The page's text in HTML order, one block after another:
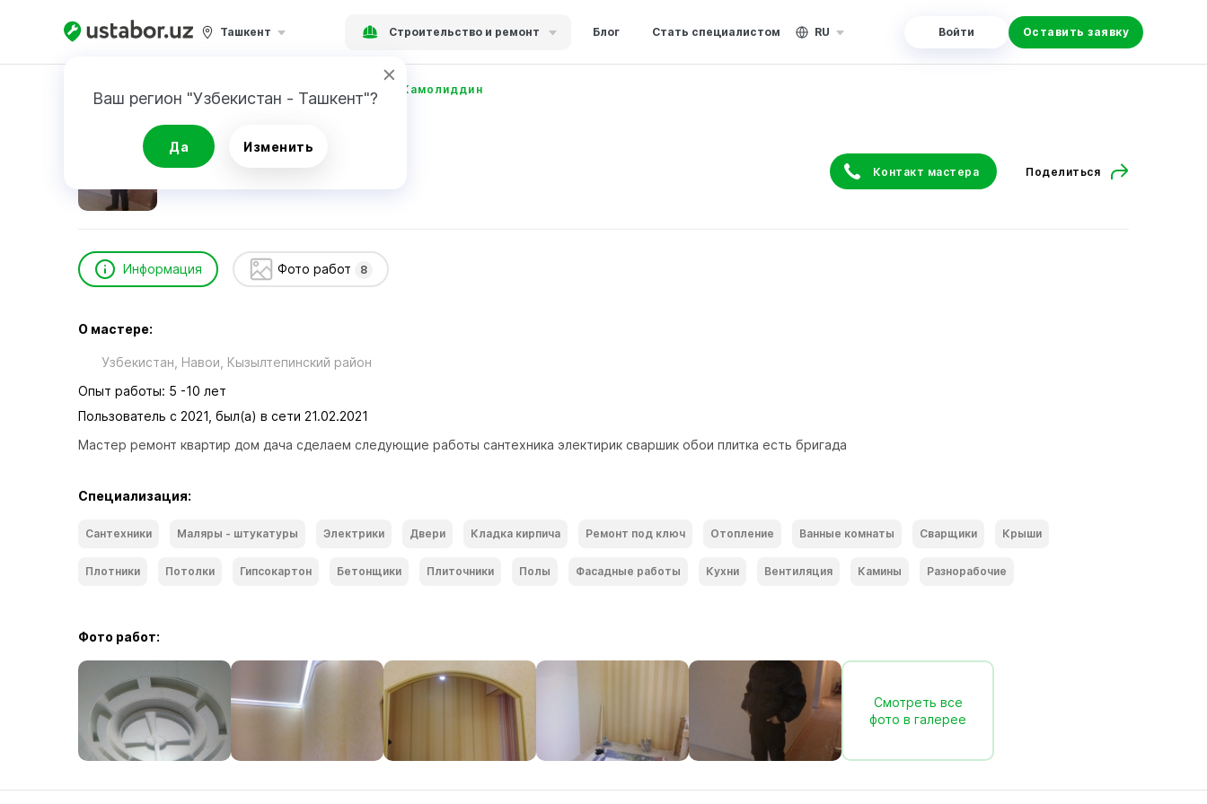
Ташкент Строительство и ремонт Блог Стать специалистом RU Войти Оставить заявку
Ваш регион "Узбекистан - Ташкент"?
Да Изменить
Главная Строительство и ремонт Уринов Камолиддин
Уринов Камолиддин
Контакт мастера Поделиться
Информация Фото работ 8
О мастере:
Узбекистан, Навои, Кызылтепинский район
Опыт работы: 5 -10 лет
Пользователь с 2021, был(а) в сети 21.02.2021
Мастер ремонт квартир дом дача сделаем следующие работы сантехника электирик сваршик обои плитка есть бригада
Специализация:
Сантехники Маляры - штукатуры Электрики Двери Кладка кирпича Ремонт под ключ Отопление Ванные комнаты Сварщики Крыши
Плотники Потолки Гипсокартон Бетонщики Плиточники Полы Фасадные работы Кухни Вентиляция Камины Разнорабочие
Фото работ:
Смотреть все
фото в галерее